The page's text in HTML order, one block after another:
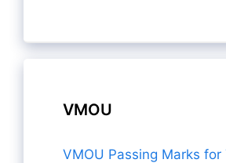
VMOU
VMOU Passing Marks for